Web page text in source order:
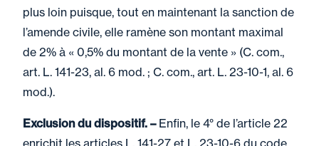
plus loin puisque, tout en maintenant la sanction de
l’amende civile, elle ramène son montant maximal
de 2% à « 0,5% du montant de la vente » (C. com.,
art. L. 141-23, al. 6 mod. ; C. com., art. L. 23-10-1, al. 6
mod.).
Exclusion du dispositif. –Enfin, le 4° de l’article 22
enrichit les articles L. 141-27 et L. 23-10-6 du code